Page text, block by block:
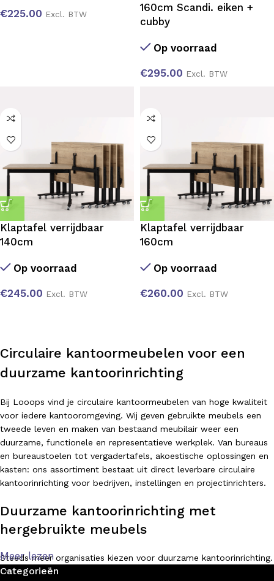
€225.00 Excl. BTW
160cm Scandi. eiken +
cubby
Op voorraad
€295.00 Excl. BTW
Klaptafel verrijdbaar
140cm
Op voorraad
€245.00 Excl. BTW
Klaptafel verrijdbaar
160cm
Op voorraad
€260.00 Excl. BTW
Circulaire kantoormeubelen voor een
duurzame kantoorinrichting
Bij Looops vind je circulaire kantoormeubelen van hoge kwaliteit
voor iedere kantooromgeving. Wij geven gebruikte meubels een
tweede leven en maken van bestaand meubilair weer een
duurzame, functionele en representatieve werkplek. Van bureaus
en bureaustoelen tot vergadertafels, akoestische oplossingen en
kasten: ons assortiment bestaat uit direct leverbare circulaire
kantoorinrichting voor bedrijven, instellingen en projectinrichters.
Duurzame kantoorinrichting met
hergebruikte meubels
Steeds meer organisaties kiezen voor duurzame kantoorinrichting.
Met circulaire kantoormeubelen bespaar je niet alleen kosten,
Meer lezen
Categorieën